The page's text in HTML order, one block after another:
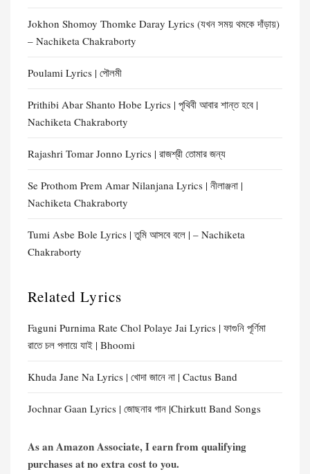
Jokhon Shomoy Thomke Daray Lyrics (যখন সময় থমকে দাঁড়ায়)
– Nachiketa Chakraborty
Poulami Lyrics | পৌলমী
Prithibi Abar Shanto Hobe Lyrics | পৃথিবী আবার শান্ত হবে |
Nachiketa Chakraborty
Rajashri Tomar Jonno Lyrics | রাজশ্রী তোমার জন্য
Se Prothom Prem Amar Nilanjana Lyrics | নীলাঞ্জনা |
Nachiketa Chakraborty
Tumi Asbe Bole Lyrics | তুমি আসবে বলে | – Nachiketa
Chakraborty
Related Lyrics
Faguni Purnima Rate Chol Polaye Jai Lyrics | ফাগুনি পূর্ণিমা
রাতে চল পলায়ে যাই | Bhoomi
Khuda Jane Na Lyrics | খোদা জানে না | Cactus Band
Jochnar Gaan Lyrics | জোছনার গান |Chirkutt Band Songs
As an Amazon Associate, I earn from qualifying
purchases at no extra cost to you.